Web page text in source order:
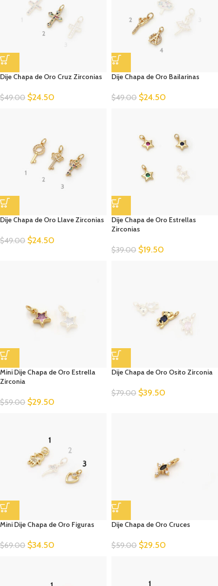
Dije Chapa de Oro Cruz Zirconias
$49.00 $24.50
Dije Chapa de Oro Bailarinas
$49.00 $24.50
Dije Chapa de Oro Llave Zirconias
$49.00 $24.50
Dije Chapa de Oro Estrellas
Zirconias
$39.00 $19.50
Mini Dije Chapa de Oro Estrella
Zirconia
$59.00 $29.50
Dije Chapa de Oro Osito Zirconia
$79.00 $39.50
Mini Dije Chapa de Oro Figuras
$69.00 $34.50
Dije Chapa de Oro Cruces
$59.00 $29.50